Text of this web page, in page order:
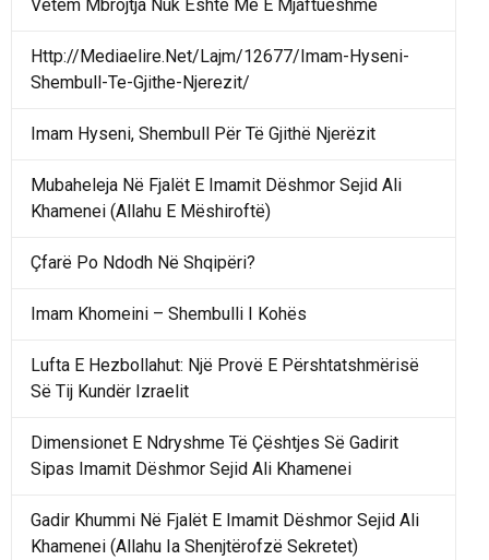
Vetëm Mbrojtja Nuk Është Më E Mjaftueshme
Http://Mediaelire.Net/Lajm/12677/Imam-Hyseni-
Shembull-Te-Gjithe-Njerezit/
Imam Hyseni, Shembull Për Të Gjithë Njerëzit
Mubaheleja Në Fjalët E Imamit Dëshmor Sejid Ali
Khamenei (Allahu E Mëshiroftë)
Çfarë Po Ndodh Në Shqipëri?
Imam Khomeini – Shembulli I Kohës
Lufta E Hezbollahut: Një Provë E Përshtatshmërisë
Së Tij Kundër Izraelit
Dimensionet E Ndryshme Të Çështjes Së Gadirit
Sipas Imamit Dëshmor Sejid Ali Khamenei
Gadir Khummi Në Fjalët E Imamit Dëshmor Sejid Ali
Khamenei (Allahu Ia Shenjtërofzë Sekretet)